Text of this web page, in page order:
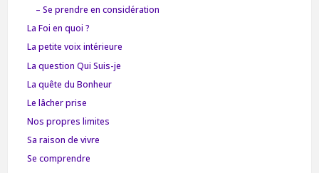
– Se prendre en considération
La Foi en quoi ?
La petite voix intérieure
La question Qui Suis-je
La quête du Bonheur
Le lâcher prise
Nos propres limites
Sa raison de vivre
Se comprendre